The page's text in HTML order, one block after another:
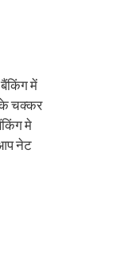
में
के चक्कर
मे
नेट